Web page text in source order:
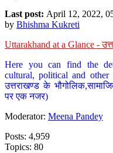
Last post: April 12, 2022,
by Bhishma Kukreti
Uttarakhand at a Glance -
Here you can find the
cultural, political and other
उत्तराखण्ड के
पर एक नजर)
Moderator: Meena Pandey
Posts: 4,959
Topics: 80